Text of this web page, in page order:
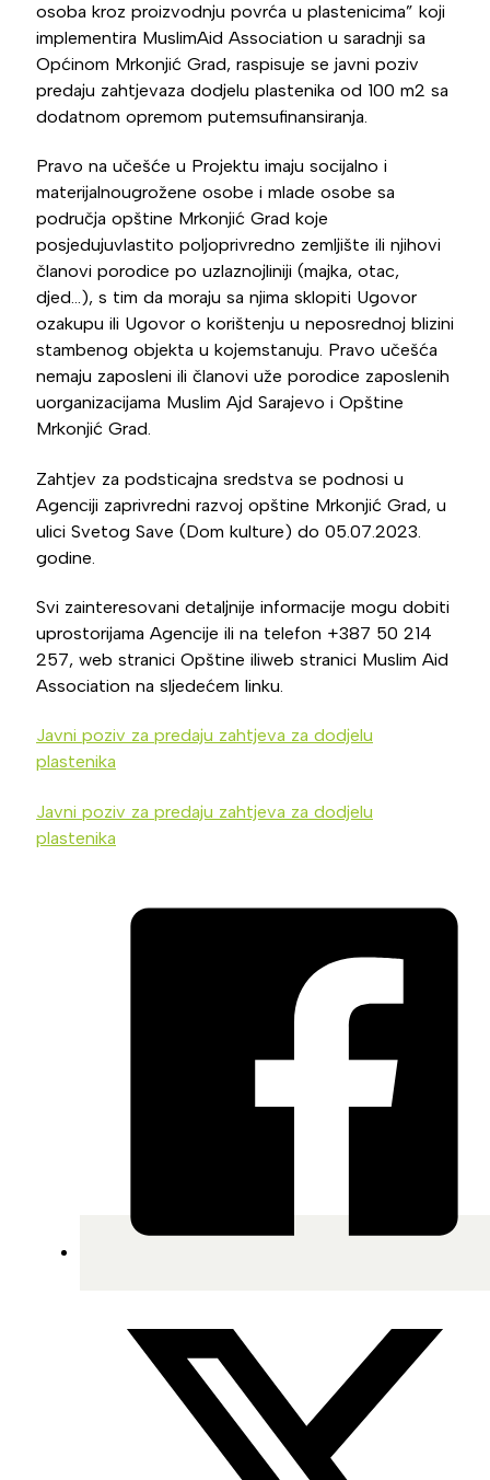
osoba kroz proizvodnju povrća u plastenicima” koji
implementira MuslimAid Association u saradnji sa
Općinom Mrkonjić Grad, raspisuje se javni poziv
predaju zahtjevaza dodjelu plastenika od 100 m2 sa
dodatnom opremom putemsufinansiranja.
Pravo na učešće u Projektu imaju socijalno i
materijalnougrožene osobe i mlade osobe sa
područja opštine Mrkonjić Grad koje
posjedujuvlastito poljoprivredno zemljište ili njihovi
članovi porodice po uzlaznojliniji (majka, otac,
djed…), s tim da moraju sa njima sklopiti Ugovor
ozakupu ili Ugovor o korištenju u neposrednoj blizini
stambenog objekta u kojemstanuju. Pravo učešća
nemaju zaposleni ili članovi uže porodice zaposlenih
uorganizacijama Muslim Ajd Sarajevo i Opštine
Mrkonjić Grad.
Zahtjev za podsticajna sredstva se podnosi u
Agenciji zaprivredni razvoj opštine Mrkonjić Grad, u
ulici Svetog Save (Dom kulture) do 05.07.2023.
godine.
Svi zainteresovani detaljnije informacije mogu dobiti
uprostorijama Agencije ili na telefon +387 50 214
257, web stranici Opštine iliweb stranici Muslim Aid
Association na sljedećem linku.
Javni poziv za predaju zahtjeva za dodjelu
plastenika
Javni poziv za predaju zahtjeva za dodjelu
plastenika